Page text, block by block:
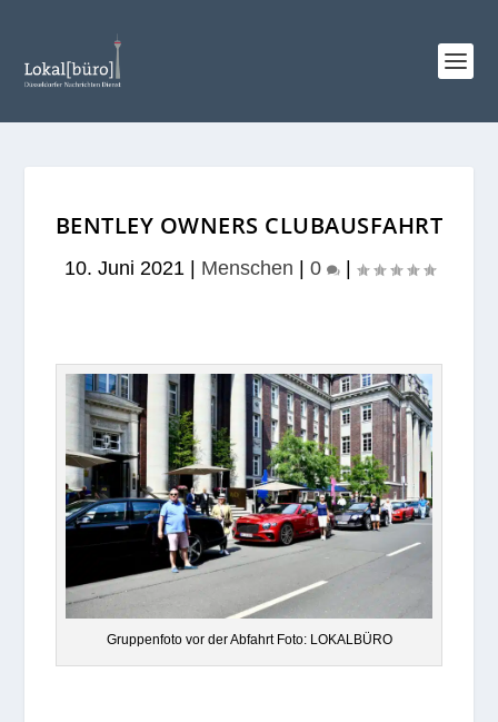
BENTLEY OWNERS CLUBAUSFAHRT
10. Juni 2021| Menschen 0 |
Grup­pen­foto vor der Abfahrt Foto: LOKALBÜRO